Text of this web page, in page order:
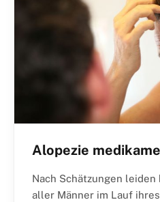
Alopezie
Nach Schätzungen leiden
aller Männer im Lauf